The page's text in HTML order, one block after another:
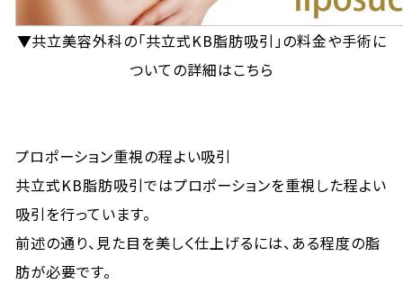
▼共立美容外科の「共立式KB脂肪吸引」の料金や手術に
ついての詳細はこちら
プロポーション重視の程よい吸引
共立式KB脂肪吸引ではプロポーションを重視した程よい
吸引を行っています。
前述の通り、見た目を美しく仕上げるには、ある程度の脂
肪が必要です。